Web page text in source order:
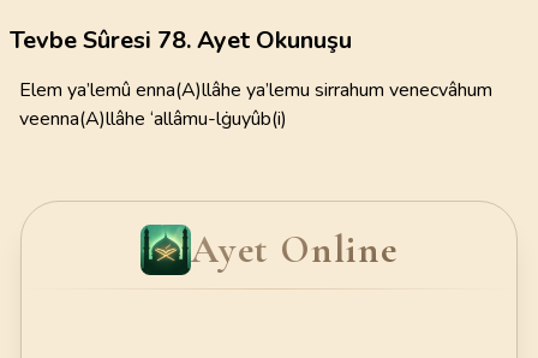
Tevbe Sûresi 78. Ayet Okunuşu
Elem ya’lemû enna(A)llâhe ya’lemu sirrahum venecvâhum
veenna(A)llâhe ‘allâmu-lġuyûb(i)
Ayet Online